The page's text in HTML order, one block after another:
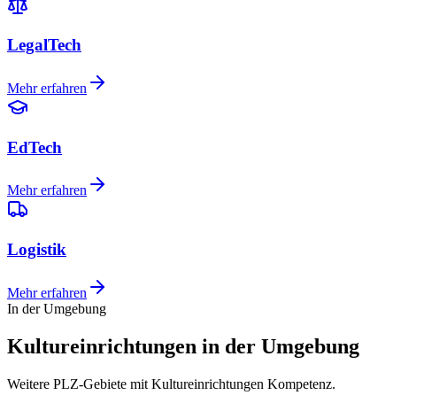
LegalTech
Mehr erfahren
EdTech
Mehr erfahren
Logistik
Mehr erfahren
In der Umgebung
Kultureinrichtungen in der Umgebung
Weitere PLZ-Gebiete mit Kultureinrichtungen Kompetenz.